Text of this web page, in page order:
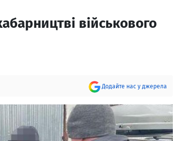
військового
Додайте нас у джерела